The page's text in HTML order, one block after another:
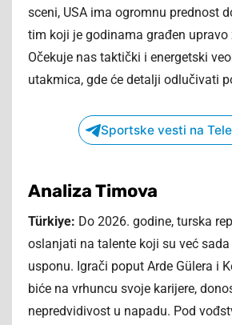
sceni, USA ima ogromnu prednost
tim koji je godinama građen upravo
Očekuje nas taktički i energetski
utakmica, gde će detalji odlučivati
Sportske vesti na
Analiza Timova
Türkiye: Do 2026. godine, turska
oslanjati na talente koji su već sada
usponu. Igrači poput Arde Gülera i
biće na vrhuncu svoje karijere,
nepredvidivost u napadu. Pod